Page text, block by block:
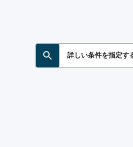
詳しい条件を指定す